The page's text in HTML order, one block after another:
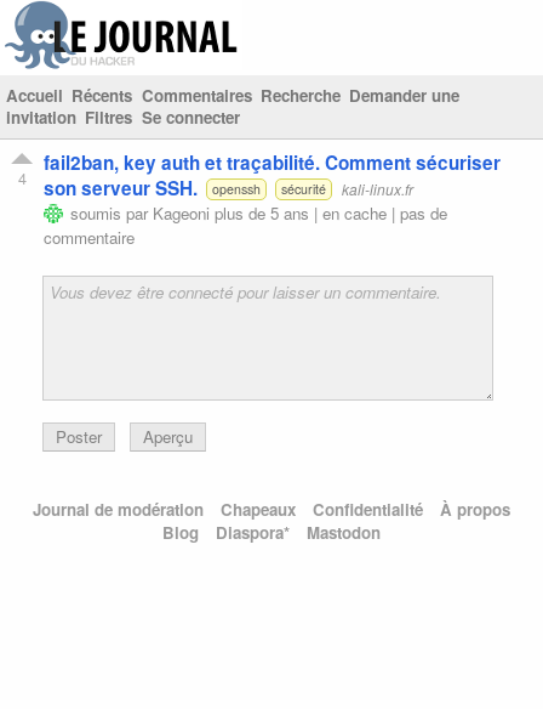
Accueil Récents Commentaires Recherche Demander une
invitation Filtres Se connecter
4
fail2ban, key auth et traçabilité. Comment sécuriser
son serveur SSH.
openssh sécurité kali-linux.fr
soumis par Kageoni plus de 5 ans | en cache | pas de
commentaire
Poster Aperçu
Journal de modération Chapeaux Confidentialité
À propos
Blog
Diaspora* Mastodon